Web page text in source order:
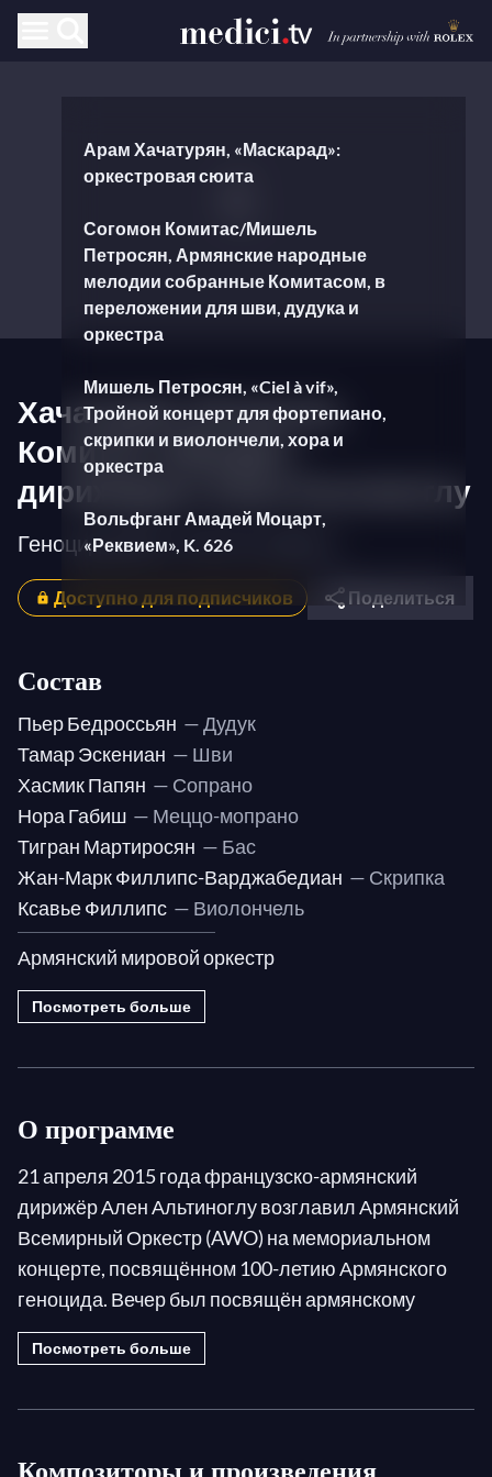
Арам Хачатурян, «Маскарад»:
оркестровая сюита
Согомон Комитас/Мишель
Петросян, Армянские народные
мелодии собранные Комитасом, в
переложении для шви, дудука и
оркестра
Мишель Петросян, «Ciel à vif»,
Тройной концерт для фортепиано,
скрипки и виолончели, хора и
оркестра
Вольфганг Амадей Моцарт,
«Реквием», K. 626
Хачатурян, Петросян,
Комитас и Моцарт,
дирижирует Ален Альтиноглу
Геноцид армян, 100 лет памяти
Доступно для подписчиков Поделиться
Состав
Пьер Бедроссьян — Дудук
Тамар Эскениан — Шви
Хасмик Папян — Сопрано
Нора Габиш — Меццо-мопрано
Тигран Мартиросян — Бас
Жан-Марк Филлипс-Варджабедиан — Скрипка
Ксавье Филлипс — Виолончель
Армянский мировой оркестр
Посмотреть больше
О программе
21 апреля 2015 года французско-армянский
дирижёр Ален Альтиноглу возглавил Армянский
Всемирный Оркестр (AWO) на мемориальном
концерте, посвящённом 100-летию Армянского
геноцида. Вечер был посвящён армянскому
наследию и почтению памяти жертв геноцида с
трогательной программой традиционной
Посмотреть больше